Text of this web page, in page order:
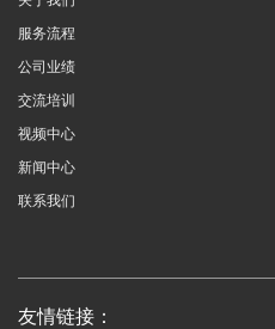
服务流程
公司业绩
交流培训
视频中心
新闻中心
联系我们
友情链接：